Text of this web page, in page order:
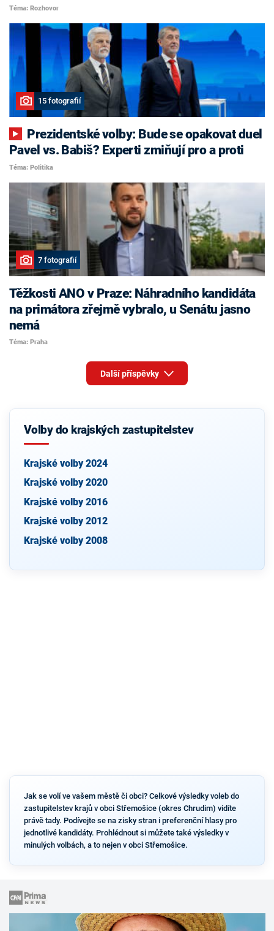
Téma: Rozhovor
15 fotografií
Pavel vs. Babiš? Experti zmiňují pro a proti
Téma: Politika
7 fotografií
Těžkosti ANO v Praze: Náhradního kandidáta
na primátora zřejmě vybralo, u Senátu jasno
nemá
Téma: Praha
Další příspěvky
Volby do krajských zastupitelstev
Krajské volby 2024
Krajské volby 2020
Krajské volby 2016
Krajské volby 2012
Krajské volby 2008
Jak se volí ve vašem městě či obci? Celkové výsledky voleb do
zastupitelstev krajů v obci Střemošice (okres Chrudim) vidíte
právě tady. Podívejte se na zisky stran i preferenční hlasy pro
jednotlivé kandidáty. Prohlédnout si můžete také výsledky v
minulých volbách, a to nejen v obci Střemošice.